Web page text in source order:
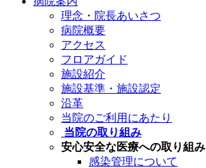
理念・院長あいさつ
病院概要
アクセス
フロアガイド
施設紹介
施設基準・施設認定
沿革
当院のご利用にあたり
当院の取り組み
安心安全な医療への取り組み
感染管理について